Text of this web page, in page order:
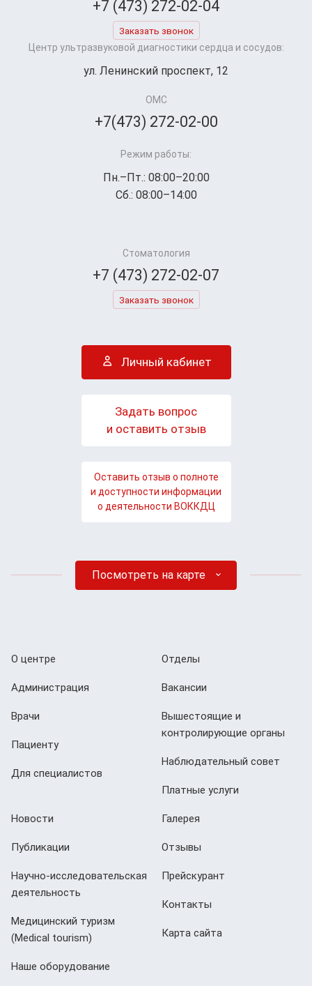
+7 (473) 272-02-04
Заказать звонок
Центр ультразвуковой диагностики сердца и сосудов:
ул. Ленинский проспект, 12
ОМС
+7(473) 272-02-00
Режим работы:
Пн.–Пт.: 08:00–20:00
Сб.: 08:00–14:00
Стоматология
+7 (473) 272-02-07
Заказать звонок
Личный кабинет
Задать вопрос
и оставить отзыв
Оставить отзыв о полноте
и доступности информации
о деятельности ВОККДЦ
Посмотреть на карте
О центре
Администрация
Врачи
Пациенту
Для специалистов
Отделы
Вакансии
Вышестоящие и
контролирующие органы
Наблюдательный совет
Платные услуги
Новости
Публикации
Научно-исследовательская
деятельность
Медицинский туризм
(Мedical tourism)
Наше оборудование
Галерея
Отзывы
Прейскурант
Контакты
Карта сайта